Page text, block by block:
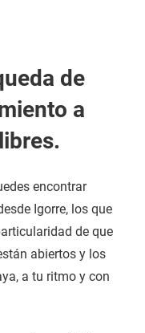
de
a
encontrar
Igorre, los que
de que
abiertos y los
a tu ritmo y con